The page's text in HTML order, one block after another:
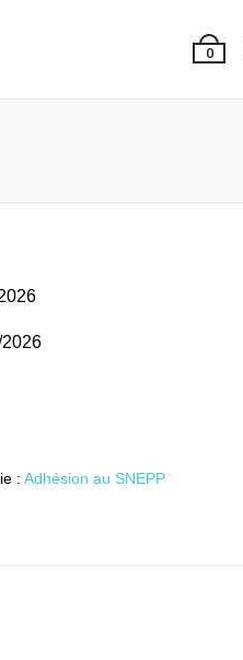
0
: Adhésion au SNEPP